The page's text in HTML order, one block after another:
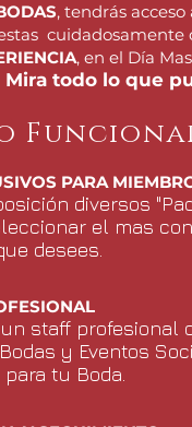
, tendrás
, en el Día
Mira todo lo que
PARA
diversos
el mas
desees.
staff profesional
y Eventos
tu Boda.